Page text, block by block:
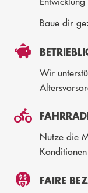
Baue dir
Wir
Nutze die
FAIRE